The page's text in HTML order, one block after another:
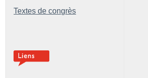
Textes de congrès